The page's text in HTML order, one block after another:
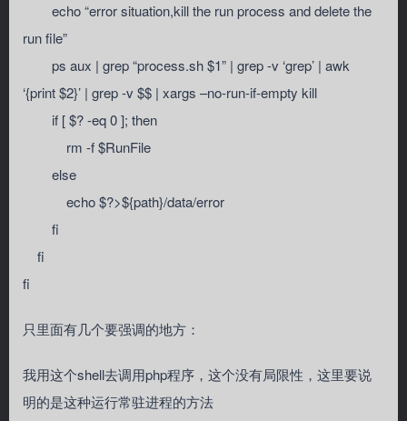
echo “error situation,kill the run process and delete the
run file”
ps aux | grep “process.sh $1” | grep -v ‘grep’ | awk
‘{print $2}’ | grep -v $$ | xargs –no-run-if-empty kill
if [ $? -eq 0 ]; then
rm -f $RunFile
else
echo $?>${path}/data/error
fi
fi
fi
只里面有几个要强调的地方：
我用这个shell去调用php程序，这个没有局限性，这里要说
明的是这种运行常驻进程的方法